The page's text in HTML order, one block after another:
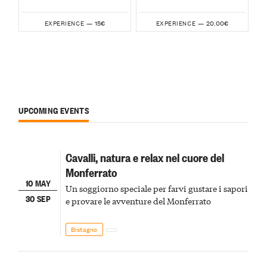
EXPERIENCE — 15€ EXPERIENCE — 20.00€
UPCOMING EVENTS
10 MAY
30 SEP
Cavalli, natura e relax nel cuore del
Monferrato
Un soggiorno speciale per farvi gustare i sapori
e provare le avventure del Monferrato
Bistagno